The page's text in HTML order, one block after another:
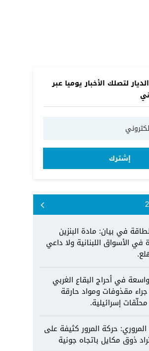
لتصلك الأخبار يوميا عبر
إشترك
في بيان: مادة البنزين
في الأسواق اللبنانية ولا داعي
في أحراج البقاع الغربي
جراء مقذوفات ومواد حارقة
إسرائيلية.
المروري: حركة المرور كثيفة على
ذوق مكايل باتجاه جونية